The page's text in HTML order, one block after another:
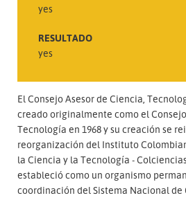
yes
RESULTADO
yes
El Consejo Asesor de Ciencia,
creado originalmente como el
Tecnología en 1968 y su creación se
reorganización del Instituto
la Ciencia y la Tecnología -
estableció como un organismo
coordinación del Sistema Nacional de